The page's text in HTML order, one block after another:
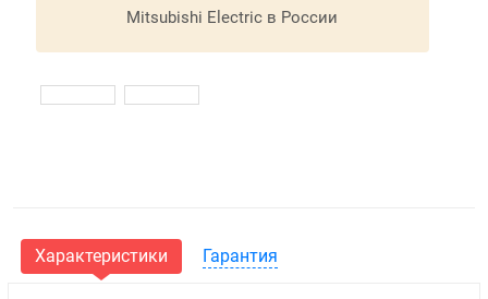
Mitsubishi Electric в России
Характеристики Гарантия